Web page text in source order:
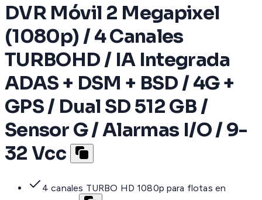
DVR Móvil 2 Megapixel
(1080p) / 4 Canales
TURBOHD / IA Integrada
ADAS + DSM + BSD / 4G +
GPS / Dual SD 512 GB /
Sensor G / Alarmas I/O / 9-
32 Vcc
4 canales TURBO HD 1080p para flotas en